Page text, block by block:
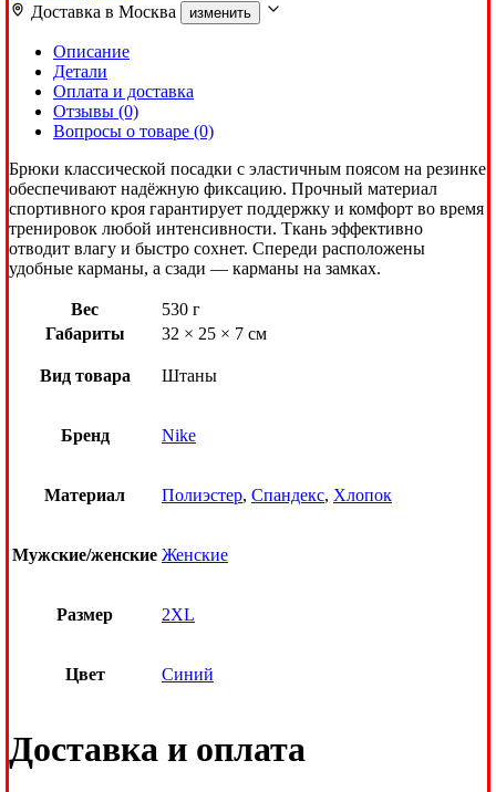
Доставка в Москва изменить
Описание
Детали
Оплата и доставка
Отзывы (0)
Вопросы о товаре (0)
Брюки классической посадки с эластичным поясом на резинке
обеспечивают надёжную фиксацию. Прочный материал
спортивного кроя гарантирует поддержку и комфорт во время
тренировок любой интенсивности. Ткань эффективно
отводит влагу и быстро сохнет. Спереди расположены
удобные карманы, а сзади — карманы на замках.
Вес
530 г
Габариты
32 × 25 × 7 см
Вид товара Штаны
Бренд Nike
Материал Полиэстер, Спандекс, Хлопок
Мужские/женские Женские
Размер 2XL
Цвет Синий
Доставка и оплата